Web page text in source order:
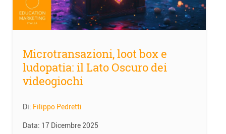
Microtransazioni, loot box e
ludopatia: il Lato Oscuro dei
videogiochi
Di: Filippo Pedretti
Data: 17 Dicembre 2025